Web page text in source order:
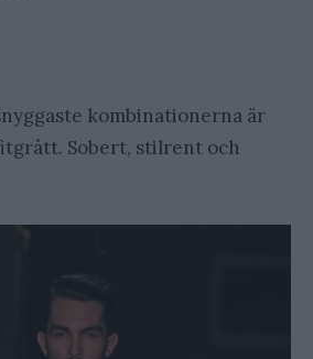
kombinationerna är
Sobert, stilrent och